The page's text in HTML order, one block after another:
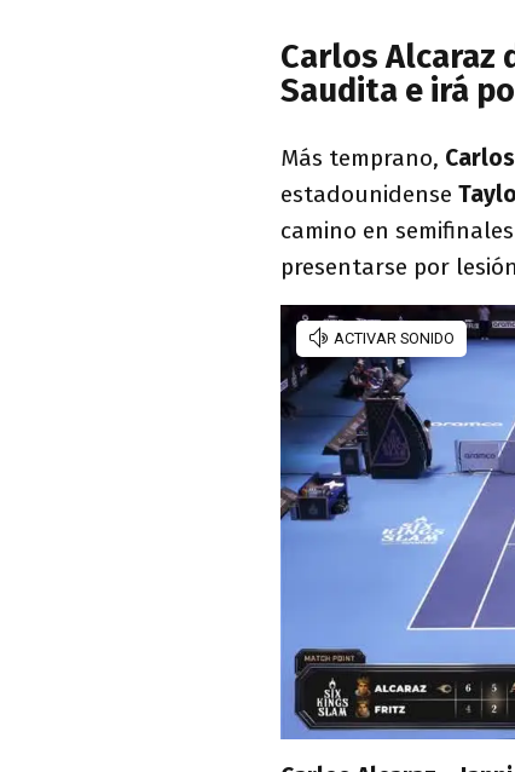
Carlos Alcaraz
Saudita e irá
Más temprano,
estadounidense
camino en
presentarse por